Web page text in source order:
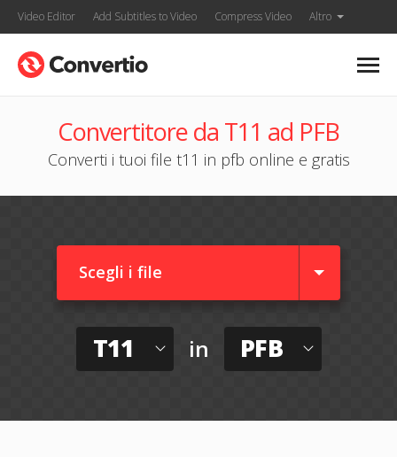
Video Editor Add Subtitles to Video Compress Video Altro
Convertitore da T11 ad PFB
Converti i tuoi file t11 in pfb online e gratis
Scegli i file
T11 in PFB